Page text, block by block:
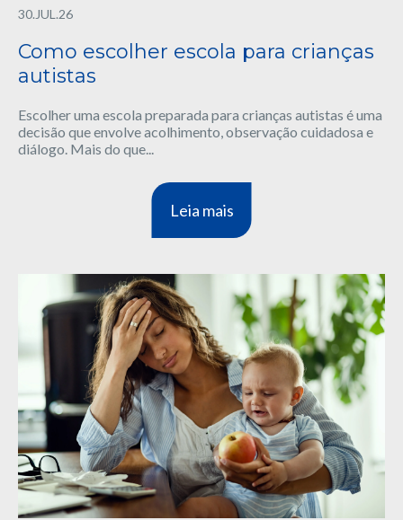
30.JUL.26
Como escolher escola para crianças
autistas
Escolher uma escola preparada para crianças autistas é uma
decisão que envolve acolhimento, observação cuidadosa e
diálogo. Mais do que...
Leia mais